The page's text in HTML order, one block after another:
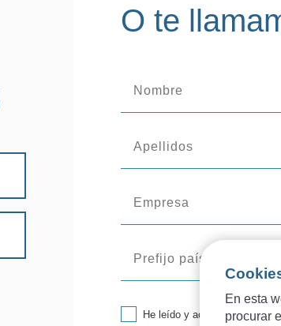
O te
He leído y acepto la
En esta
procurar